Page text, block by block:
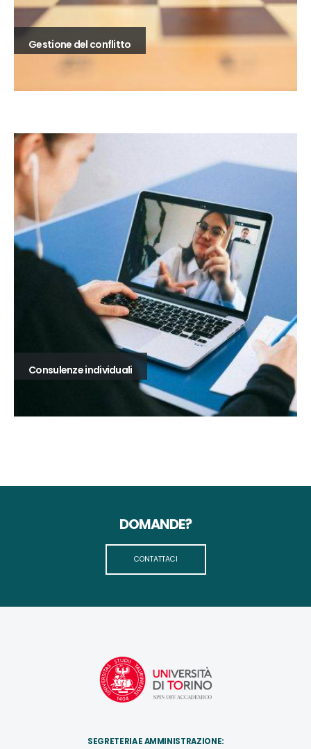
Gestione del conflitto
Consulenze individuali
DOMANDE?
CONTATTACI
SEGRETERIA E AMMINISTRAZIONE: